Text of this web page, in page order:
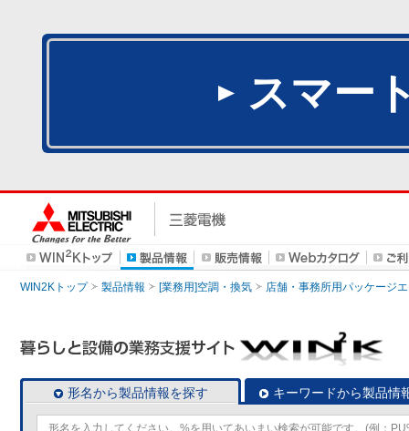
スマー
WIN2Kトップ 製品情報 [業務用]空調・換気 店舗・事務所用パッケージ
形名から製品情報を探す キーワードから製品情